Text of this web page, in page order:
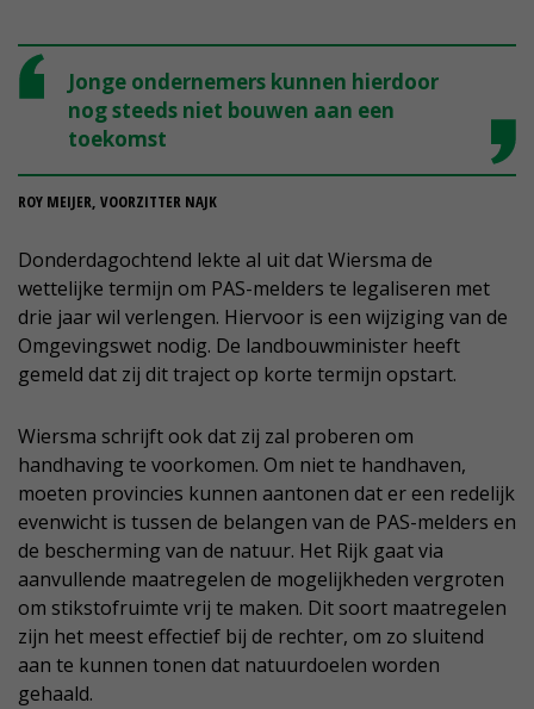
Jonge ondernemers kunnen hierdoor
nog steeds niet bouwen aan een
toekomst
ROY MEIJER, VOORZITTER NAJK
Donderdagochtend lekte al uit dat Wiersma de
wettelijke termijn om PAS-melders te legaliseren met
drie jaar wil verlengen. Hiervoor is een wijziging van de
Omgevingswet nodig. De landbouwminister heeft
gemeld dat zij dit traject op korte termijn opstart.
Wiersma schrijft ook dat zij zal proberen om
handhaving te voorkomen. Om niet te handhaven,
moeten provincies kunnen aantonen dat er een redelijk
evenwicht is tussen de belangen van de PAS-melders en
de bescherming van de natuur. Het Rijk gaat via
aanvullende maatregelen de mogelijkheden vergroten
om stikstofruimte vrij te maken. Dit soort maatregelen
zijn het meest effectief bij de rechter, om zo sluitend
aan te kunnen tonen dat natuurdoelen worden
gehaald.